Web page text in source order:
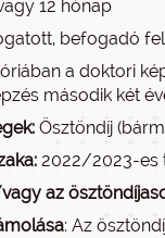
12 hónap
befogadó
a doktori
második két
Ösztöndíj
2022/2023-es
az
: Az